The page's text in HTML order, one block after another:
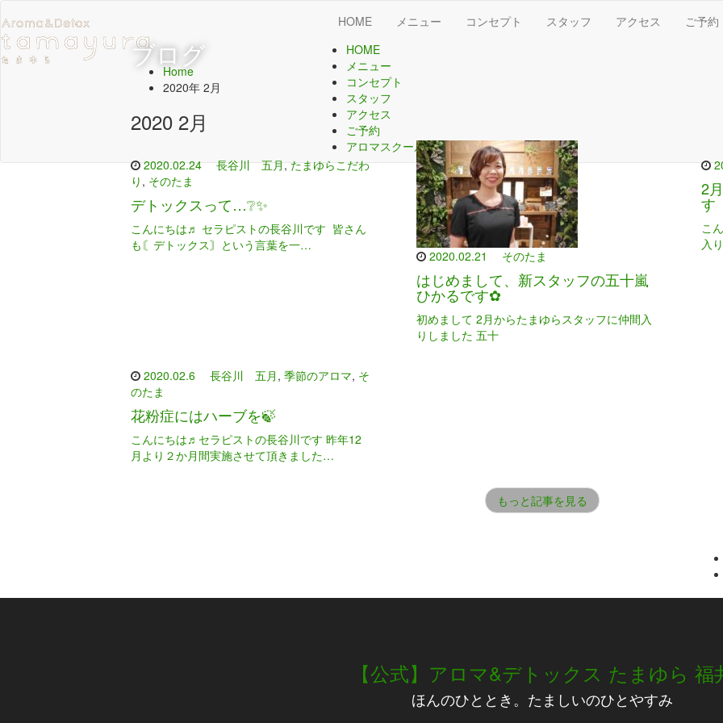
HOME メニュー コンセプト スタッフ アクセス ご予約
HOME
メニュー
コンセプト
スタッフ
アクセス
ご予約
アロマスクール
ブログ
Home
2020年 2月
2020 2月
2020.02.24 長谷川 五月,たまゆらこだわ
り , そのたま
デトックスって…❔✨
こんにちは♬ セラピストの長谷川です 皆さん
も〘デトックス〙という言葉を一…
2020.02.21 そのたま
はじめまして、新スタッフの五十嵐
ひかるです✿
初めまして 2月からたまゆらスタッフに仲間入
りしました 五十
2
す
こ
入
2020.02.6 長谷川 五月 , 季節のアロマ, そ
のたま
花粉症にはハーブを🍃
こんにちは♬セラピストの長谷川です 昨年12
月より２か月間実施させて頂きました…
もっと記事を見る
【公式】アロマ&デトックス たまゆら 福
ほんのひととき。たましいのひとやすみ